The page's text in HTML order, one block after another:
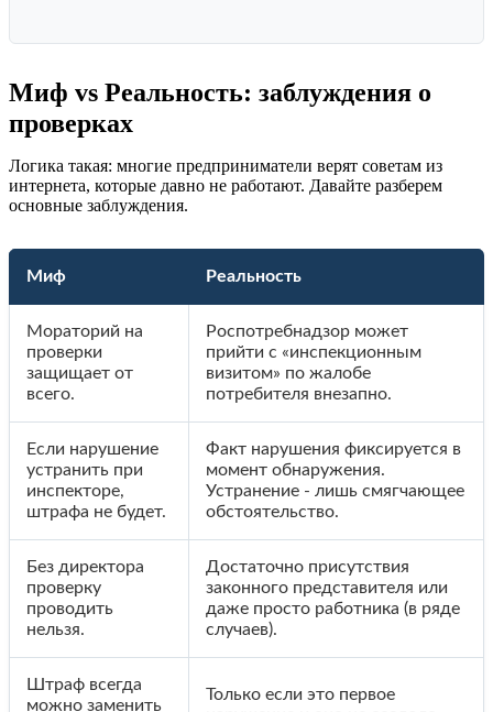
Миф vs Реальность: заблуждения о
проверках
Логика такая: многие предприниматели верят советам из
интернета, которые давно не работают. Давайте разберем
основные заблуждения.
Миф Реальность
Мораторий на
проверки
защищает от
всего.
Роспотребнадзор может
прийти с «инспекционным
визитом» по жалобе
потребителя внезапно.
Если нарушение
устранить при
инспекторе,
штрафа не будет.
Факт нарушения фиксируется в
момент обнаружения.
Устранение - лишь смягчающее
обстоятельство.
Без директора
проверку
проводить
нельзя.
Достаточно присутствия
законного представителя или
даже просто работника (в ряде
случаев).
Штраф всегда
можно заменить
Только если это первое